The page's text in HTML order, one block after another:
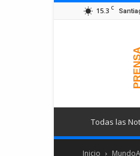
15.3 C
Todas las
Inicio